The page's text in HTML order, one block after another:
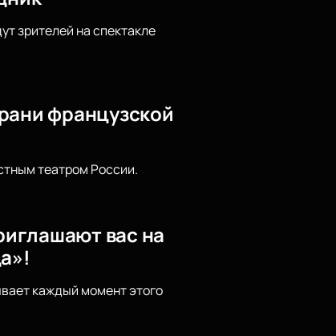
зрителей на спектакле
французской
театром России.
вас на
каждый момент этого